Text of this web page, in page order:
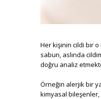
Her kişinin cildi bir
sabun, aslında
doğru analiz
Örneğin alerjik bir
kimyasal